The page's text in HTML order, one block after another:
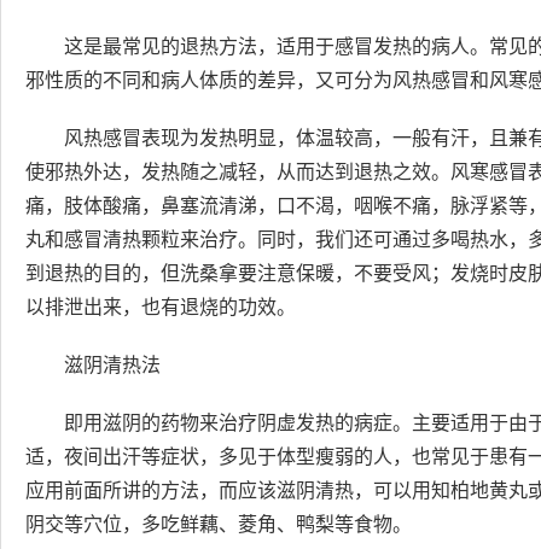
这是最常见的退热方法，适用于感冒发热的病人。常
邪性质的不同和病人体质的差异，又可分为风热感冒和风寒
风热感冒表现为发热明显，体温较高，一般有汗，且
使邪热外达，发热随之减轻，从而达到退热之效。风寒感
痛，肢体酸痛，鼻塞流清涕，口不渴，咽喉不痛，脉浮紧
丸和感冒清热颗粒来治疗。同时，我们还可通过多喝热水
到退热的目的，但洗桑拿要注意保暖，不要受风；发烧时
以排泄出来，也有退烧的功效。
滋阴清热法
即用滋阴的药物来治疗阴虚发热的病症。主要适用于
适，夜间出汗等症状，多见于体型瘦弱的人，也常见于患
应用前面所讲的方法，而应该滋阴清热，可以用知柏地黄
阴交等穴位，多吃鲜藕、菱角、鸭梨等食物。